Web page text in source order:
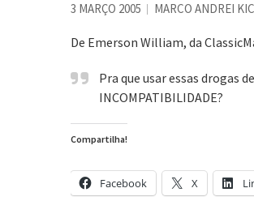
3 MARÇO 2005 MARCO ANDREI
De Emerson William, da
Pra que usar essas drogas
INCOMPATIBILIDADE?
Compartilha!
Facebook X